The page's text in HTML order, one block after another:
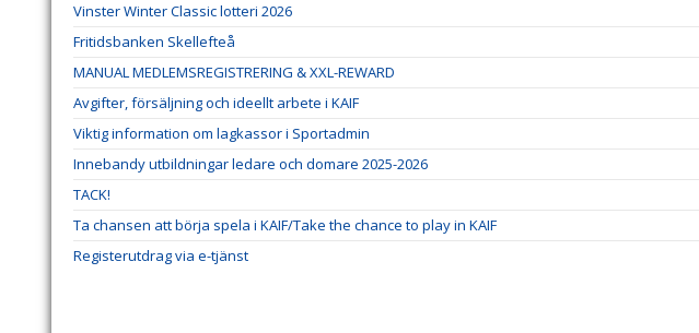
Vinster Winter Classic lotteri 2026
Fritidsbanken Skellefteå
MANUAL MEDLEMSREGISTRERING & XXL-REWARD
Avgifter, försäljning och ideellt arbete i KAIF
Viktig information om lagkassor i Sportadmin
Innebandy utbildningar ledare och domare 2025-2026
TACK!
Ta chansen att börja spela i KAIF/Take the chance to play in KAIF
Registerutdrag via e-tjänst